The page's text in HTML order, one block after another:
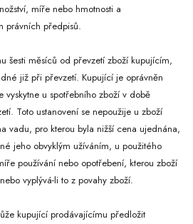
míře nebo hmotnosti a
právních předpisů.
šesti měsíců od převzetí zboží kupujícím,
již při převzetí. Kupující je oprávněn
vyskytne u spotřebního zboží v době
Toto ustanovení se nepoužije u zboží
vadu, pro kterou byla nižší cena ujednána,
jeho obvyklým užíváním, u použitého
používání nebo opotřebení, kterou zboží
vyplývá-li to z povahy zboží.
kupující prodávajícímu předložit